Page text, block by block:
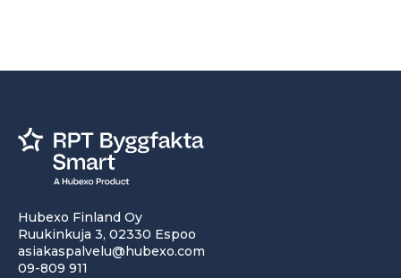
Hubexo Finland Oy
Ruukinkuja 3, 02330 Espoo
asiakaspalvelu@hubexo.com
09-809 911